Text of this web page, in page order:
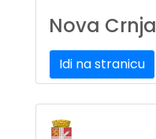
Nova Crnja
Idi na stranicu